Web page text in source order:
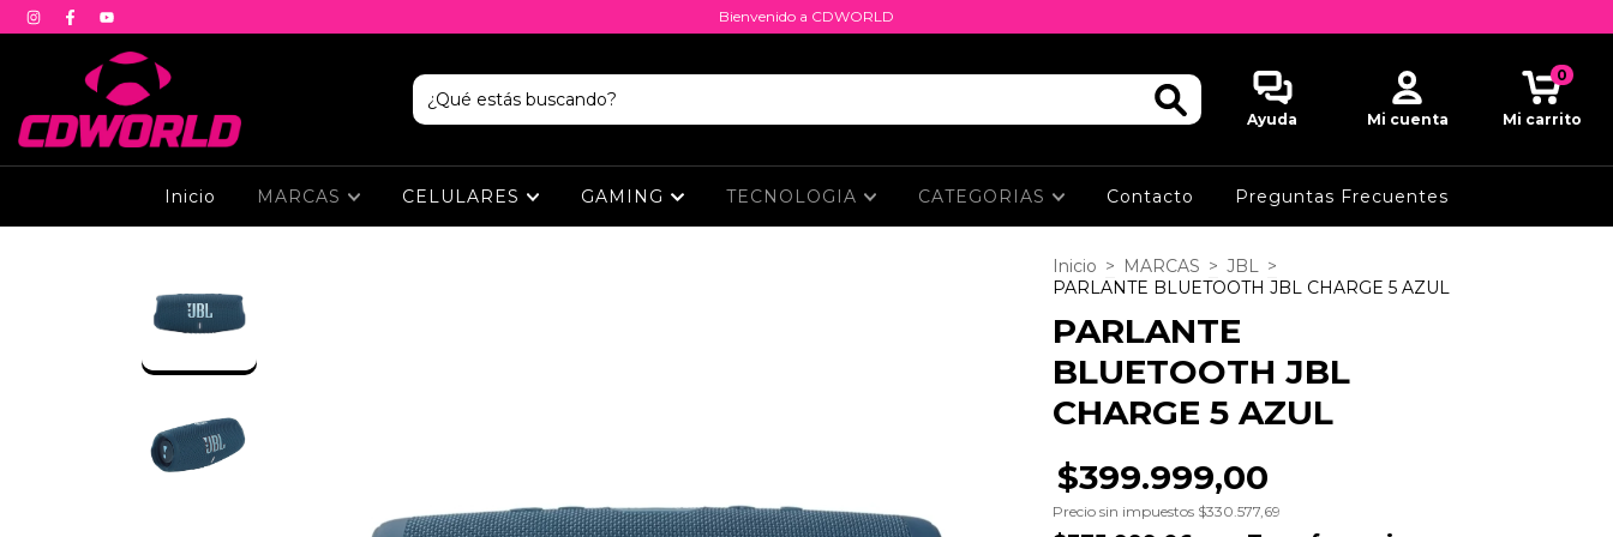
Bienvenido a CDWORLD
Ayuda Mi cuenta Mi carrito
0
Inicio MARCAS CELULARES GAMING TECNOLOGIA CATEGORIAS Contacto Preguntas Frecuentes
Inicio > MARCAS > JBL >
PARLANTE BLUETOOTH JBL CHARGE 5 AZUL
PARLANTE
BLUETOOTH JBL
CHARGE 5 AZUL
$399.999,00
Precio sin impuestos $330.577,69